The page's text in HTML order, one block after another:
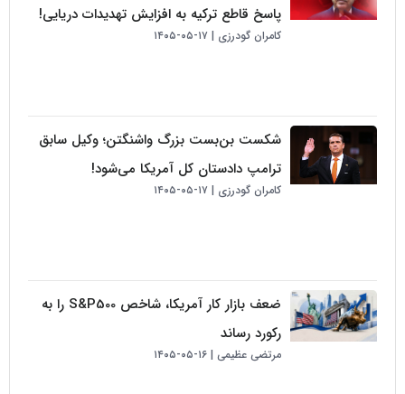
پاسخ قاطع ترکیه به افزایش تهدیدات دریایی!
کامران گودرزی ۱۷-۰۵-۱۴۰۵
شکست بن‌بست بزرگ واشنگتن؛ وکیل سابق
ترامپ دادستان کل آمریکا می‌شود!
کامران گودرزی ۱۷-۰۵-۱۴۰۵
ضعف بازار کار آمریکا، شاخص S&P500 را به
رکورد رساند
مرتضی عظیمی ۱۶-۰۵-۱۴۰۵